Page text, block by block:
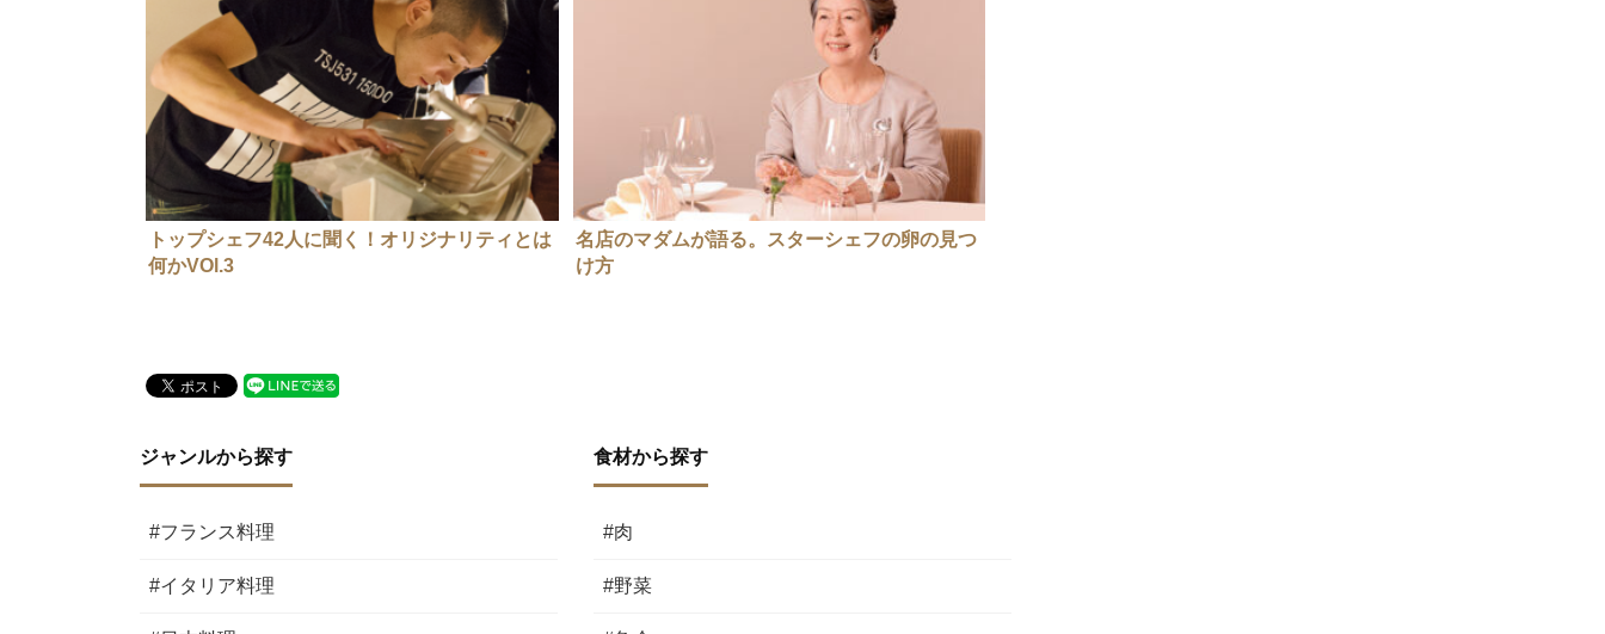
トップシェフ42人に聞く！オリジナリティとは
何かVOl.3
名店のマダムが語る。スターシェフの卵の見つ
け方
ジャンルから探す
#フランス料理
#イタリア料理
食材から探す
#肉
#野菜